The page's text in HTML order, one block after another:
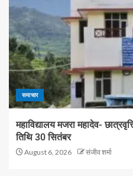
समाचार
महाविद्यालय मजरा महादेव-
तिथि 30 सितंबर
August 6, 2026 संजीव शर्मा